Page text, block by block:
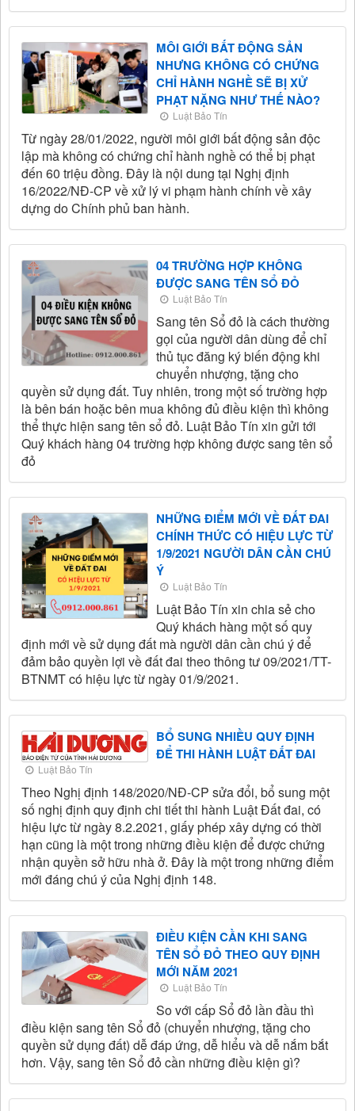
MÔI GIỚI BẤT ĐỘNG SẢN
NHƯNG KHÔNG CÓ CHỨNG
CHỈ HÀNH NGHỀ SẼ BỊ XỬ
PHẠT NẶNG NHƯ THẾ NÀO?
Luật Bảo Tín
Từ ngày 28/01/2022, người môi giới bất động sản độc
lập mà không có chứng chỉ hành nghề có thể bị phạt
đến 60 triệu đồng. Đây là nội dung tại Nghị định
16/2022/NĐ-CP về xử lý vi phạm hành chính về xây
dựng do Chính phủ ban hành.
04 TRƯỜNG HỢP KHÔNG
ĐƯỢC SANG TÊN SỔ ĐỎ
Luật Bảo Tín
Sang tên Sổ đỏ là cách thường
gọi của người dân dùng để chỉ
thủ tục đăng ký biến động khi
chuyển nhượng, tặng cho
quyền sử dụng đất. Tuy nhiên, trong một số trường hợp
là bên bán hoặc bên mua không đủ điều kiện thì không
thể thực hiện sang tên sổ đỏ. Luật Bảo Tín xin gửi tới
Quý khách hàng 04 trường hợp không được sang tên sổ
đỏ
NHỮNG ĐIỂM MỚI VỀ ĐẤT ĐAI
CHÍNH THỨC CÓ HIỆU LỰC TỪ
1/9/2021 NGƯỜI DÂN CẦN CHÚ
Ý
Luật Bảo Tín
Luật Bảo Tín xin chia sẻ cho
Quý khách hàng một số quy
định mới về sử dụng đất mà người dân cần chú ý để
đảm bảo quyền lợi về đất đai theo thông tư 09/2021/TT-
BTNMT có hiệu lực từ ngày 01/9/2021.
BỔ SUNG NHIỀU QUY ĐỊNH
ĐỂ THI HÀNH LUẬT ĐẤT ĐAI
Luật Bảo Tín
Theo Nghị định 148/2020/NĐ-CP sửa đổi, bổ sung một
số nghị định quy định chi tiết thi hành Luật Đất đai, có
hiệu lực từ ngày 8.2.2021, giấy phép xây dựng có thời
hạn cũng là một trong những điều kiện để được chứng
nhận quyền sở hữu nhà ở. Đây là một trong những điểm
mới đáng chú ý của Nghị định 148.
ĐIỀU KIỆN CẦN KHI SANG
TÊN SỔ ĐỎ THEO QUY ĐỊNH
MỚI NĂM 2021
Luật Bảo Tín
So với cấp Sổ đỏ lần đầu thì
điều kiện sang tên Sổ đỏ (chuyển nhượng, tặng cho
quyền sử dụng đất) dễ đáp ứng, dễ hiểu và dễ nắm bắt
hơn. Vậy, sang tên Sổ đỏ cần những điều kiện gì?